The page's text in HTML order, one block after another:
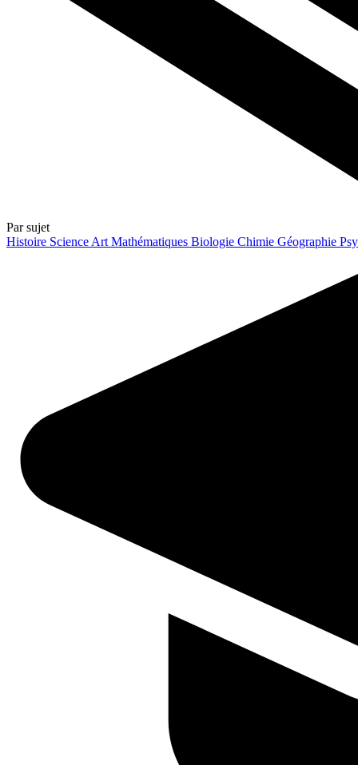
Par sujet
Histoire Science Art Mathématiques Biologie Chimie Géographie